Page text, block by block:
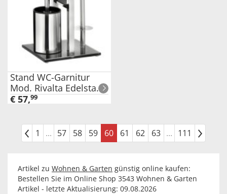
Stand WC-Garnitur
Mod. Rivalta Edelstahl
Glänzend, integrierter
€ 57,99
1 ... 57 58 59 60 61 62 63 ... 111
Artikel zu Wohnen & Garten günstig online kaufen:
Bestellen Sie im Online Shop 3543 Wohnen & Garten
Artikel - letzte Aktualisierung: 09.08.2026